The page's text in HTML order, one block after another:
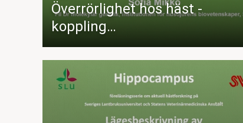
Överrörlighet hos häst -
koppling…